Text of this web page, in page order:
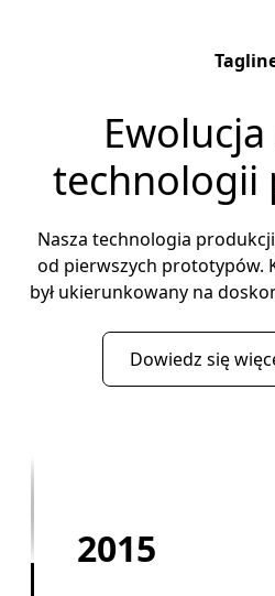
technologii
Nasza technologia
od pierwszych prototypów.
był ukierunkowany na
Dowiedz się
2015